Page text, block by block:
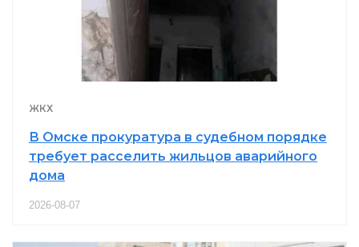
ЖКХ
В Омске прокуратура в судебном порядке
требует расселить жильцов аварийного
дома
2026-08-07